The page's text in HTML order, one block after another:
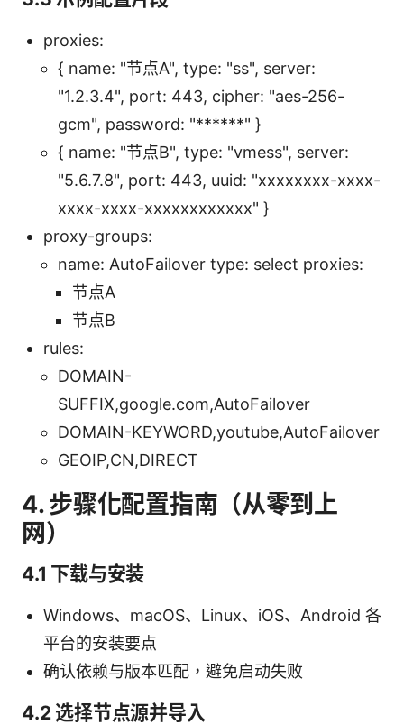
proxies:
{ name: "节点A", type: "ss", server:
"1.2.3.4", port: 443, cipher: "aes-256-
gcm", password: "******" }
{ name: "节点B", type: "vmess", server:
"5.6.7.8", port: 443, uuid: "xxxxxxxx-xxxx-
xxxx-xxxx-xxxxxxxxxxxx" }
proxy-groups:
name: AutoFailover type: select proxies:
节点A
节点B
rules:
DOMAIN-
SUFFIX,google.com,AutoFailover
DOMAIN-KEYWORD,youtube,AutoFailover
GEOIP,CN,DIRECT
4. 步骤化配置指南（从零到上
网）
4.1 下载与安装
Windows、macOS、Linux、iOS、Android 各
平台的安装要点
确认依赖与版本匹配，避免启动失败
4.2 选择节点源并导入